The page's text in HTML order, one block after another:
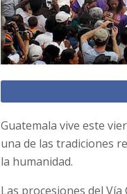
Guatemala vive este
una de las tradiciones
la humanidad.
Las procesiones del